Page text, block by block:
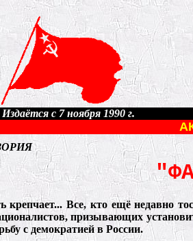
Издаётся с 7 ноября 1990 г.
крепчает... Все, кто ещё недавно
призывающих
с демократией в России.